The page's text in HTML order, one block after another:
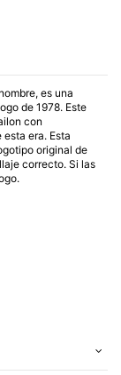
es una
de 1978. Este
con
era. Esta
original de
correcto. Si las